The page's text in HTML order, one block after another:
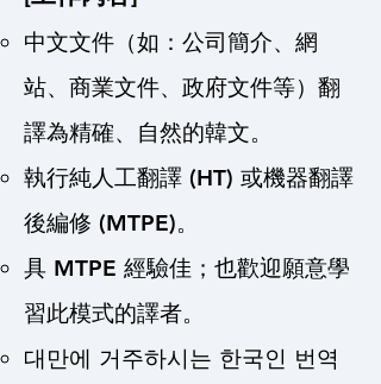
中文文件（如：公司簡介、網
站、商業文件、政府文件等）翻
譯為精確、自然的韓文。
執行純人工翻譯 (HT) 或機器翻譯
後編修 (MTPE)。
具 MTPE 經驗佳；也歡迎願意學
習此模式的譯者。
대만에 거주하시는 한국인 번역